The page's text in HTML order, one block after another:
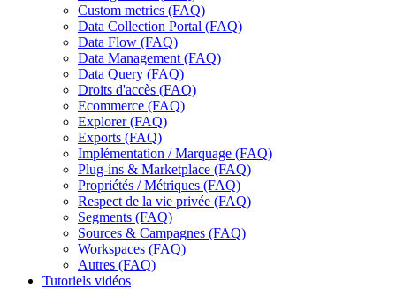
Custom metrics (FAQ)
Data Collection Portal (FAQ)
Data Flow (FAQ)
Data Management (FAQ)
Data Query (FAQ)
Droits d'accès (FAQ)
Ecommerce (FAQ)
Explorer (FAQ)
Exports (FAQ)
Implémentation / Marquage (FAQ)
Plug-ins & Marketplace (FAQ)
Propriétés / Métriques (FAQ)
Respect de la vie privée (FAQ)
Segments (FAQ)
Sources & Campagnes (FAQ)
Workspaces (FAQ)
Autres (FAQ)
Tutoriels vidéos